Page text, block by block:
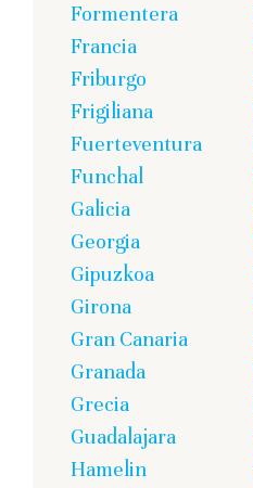
Formentera
Francia
Friburgo
Frigiliana
Fuerteventura
Funchal
Galicia
Georgia
Gipuzkoa
Girona
Gran Canaria
Granada
Grecia
Guadalajara
Hamelin